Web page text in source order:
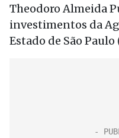
Theodoro Almeida
investimentos da
Estado de São Paulo